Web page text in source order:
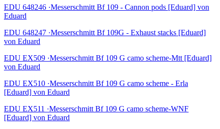
EDU 648246 ·Messerschmitt Bf 109 - Cannon pods [Eduard] von
Eduard
EDU 648247 ·Messerschmitt Bf 109G - Exhaust stacks [Eduard]
von Eduard
EDU EX509 ·Messerschmitt Bf 109 G camo scheme-Mtt [Eduard]
von Eduard
EDU EX510 ·Messerschmitt Bf 109 G camo scheme - Erla
[Eduard] von Eduard
EDU EX511 ·Messerschmitt Bf 109 G camo scheme-WNF
[Eduard] von Eduard